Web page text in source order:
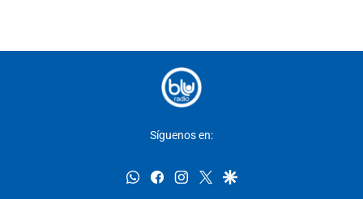
Síguenos en:
whatsappfacebookinstagram
twittergoogle